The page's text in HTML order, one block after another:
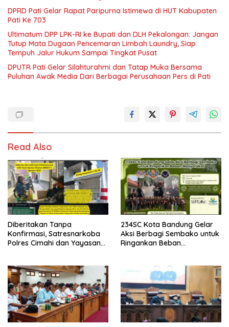
DPRD Pati Gelar Rapat Paripurna Istimewa di HUT Kabupaten
Pati Ke 703
Ultimatum DPP LPK-RI ke Bupati dan DLH Pekalongan: Jangan
Tutup Mata Dugaan Pencemaran Limbah Laundry, Siap
Tempuh Jalur Hukum Sampai Tingkat Pusat
DPUTR Pati Gelar Silahturahmi dan Tatap Muka Bersama
Puluhan Awak Media Dari Berbagai Perusahaan Pers di Pati
Read Also
Diberitakan Tanpa
Konfirmasi, Satresnarkoba
Polres Cimahi dan Yayasan
234SC Kota Bandung Gelar
Aksi Berbagi Sembako untuk
Ringankan Beban